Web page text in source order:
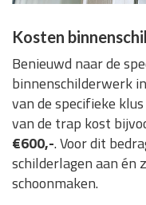
Kosten
Benieuwd naar de
binnenschilderwerk
van de specifieke
van de trap kost
€600,-. Voor dit
schilderlagen aan én
schoonmaken.